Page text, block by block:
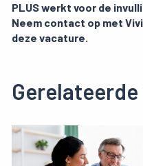
PLUS werkt voor de
Neem contact op met
deze vacature.